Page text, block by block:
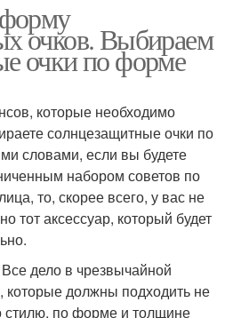
очков. Выбираем
очки по форме
которые необходимо
солнцезащитные очки по
словами, если вы будете
набором советов по
то, скорее всего, у вас не
тот аксессуар, который будет
дело в чрезвычайной
которые должны подходить не
стилю, по форме и толщине